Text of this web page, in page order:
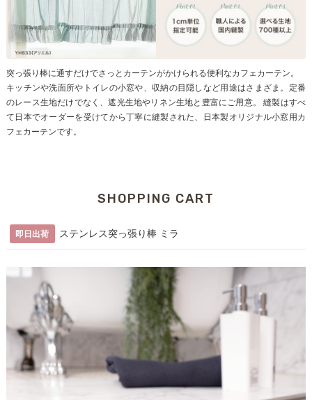
突っ張り棒に通すだけでさっとカーテンがかけられる便利なカフェカーテン。
キッチンや洗面所やトイレの小窓や、収納の目隠しなど用途はさまざま。定番
のレース生地だけでなく、遮光生地やリネン生地と豊富にご用意。 縫製はすべ
て日本でオーダーを受けてから丁寧に縫製された、日本製オリジナル小窓用カ
フェカーテンです。
SHOPPING CART
即日出荷 ステンレス突っ張り棒 ミラ